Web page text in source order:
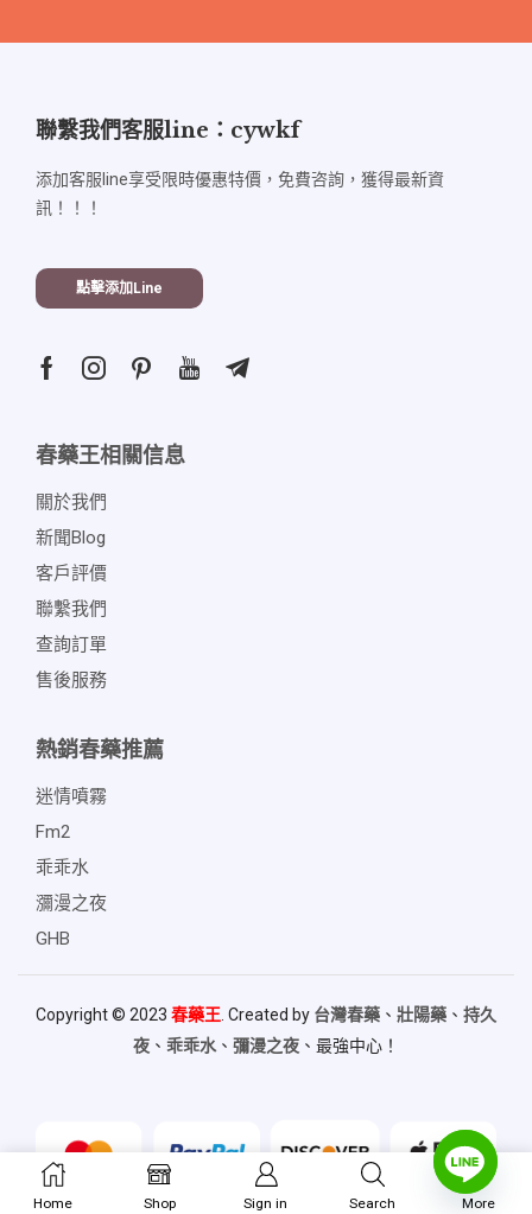
聯繫我們客服line：cywkf
添加客服line享受限時優惠特價，免費咨詢，獲得最新資
訊！！！
點擊添加line
春藥王相關信息
關於我們
新聞blog
客戶評價
聯繫我們
查詢訂單
售後服務
熱銷春藥推薦
迷情噴霧
Fm2
乖乖水
瀰漫之夜
GHB
Copyright © 2023 春藥王 . Created by 台灣春藥 、 壯陽藥 、 持久
夜 、 乖乖水 、 彌漫之夜 、最強中心！
Home Shop Sign in Search More